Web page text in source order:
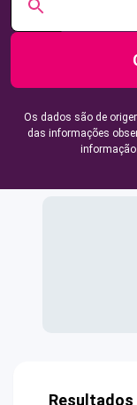
Os dados são de
das informações